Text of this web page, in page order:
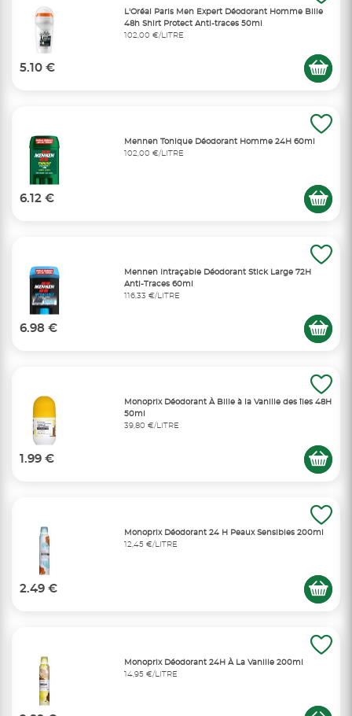
L'Oréal Paris Men Expert Déodorant Homme Bille
48h Shirt Protect Anti-traces 50ml
102,00 €/LITRE
5.10 €
Mennen Tonique Déodorant Homme 24H 60ml
102,00 €/LITRE
6.12 €
Mennen Intraçable Déodorant Stick Large 72H
Anti-Traces 60ml
116,33 €/LITRE
6.98 €
Monoprix Déodorant À Bille à la Vanille des îles 48H
50ml
39,80 €/LITRE
1.99 €
Monoprix Déodorant 24 H Peaux Sensibles 200ml
12,45 €/LITRE
2.49 €
Monoprix Déodorant 24H À La Vanille 200ml
14,95 €/LITRE